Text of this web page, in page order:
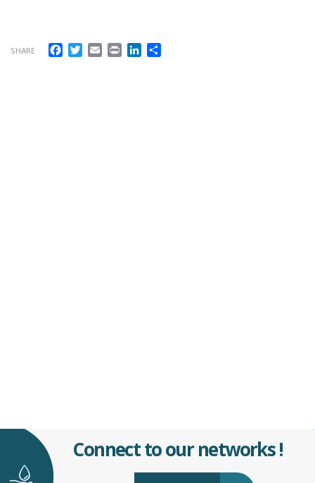
SHARE Facebook
Twitter
EmailPrintLinkedIn
Connect to our networks !